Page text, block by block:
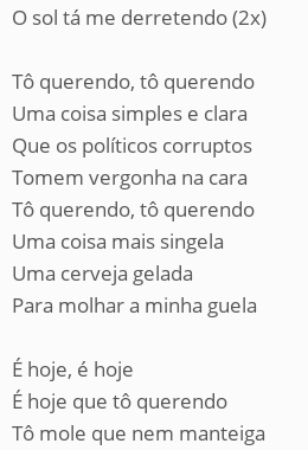
O sol tá me derretendo (2x)
Tô querendo, tô querendo
Uma coisa simples e clara
Que os políticos corruptos
Tomem vergonha na cara
Tô querendo, tô querendo
Uma coisa mais singela
Uma cerveja gelada
Para molhar a minha guela
É hoje, é hoje
É hoje que tô querendo
Tô mole que nem manteiga